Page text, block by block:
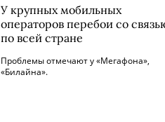
У крупных мобильных
операторов перебои со
по всей стране
Проблемы отмечают у «Мегафона»,
«Билайна».